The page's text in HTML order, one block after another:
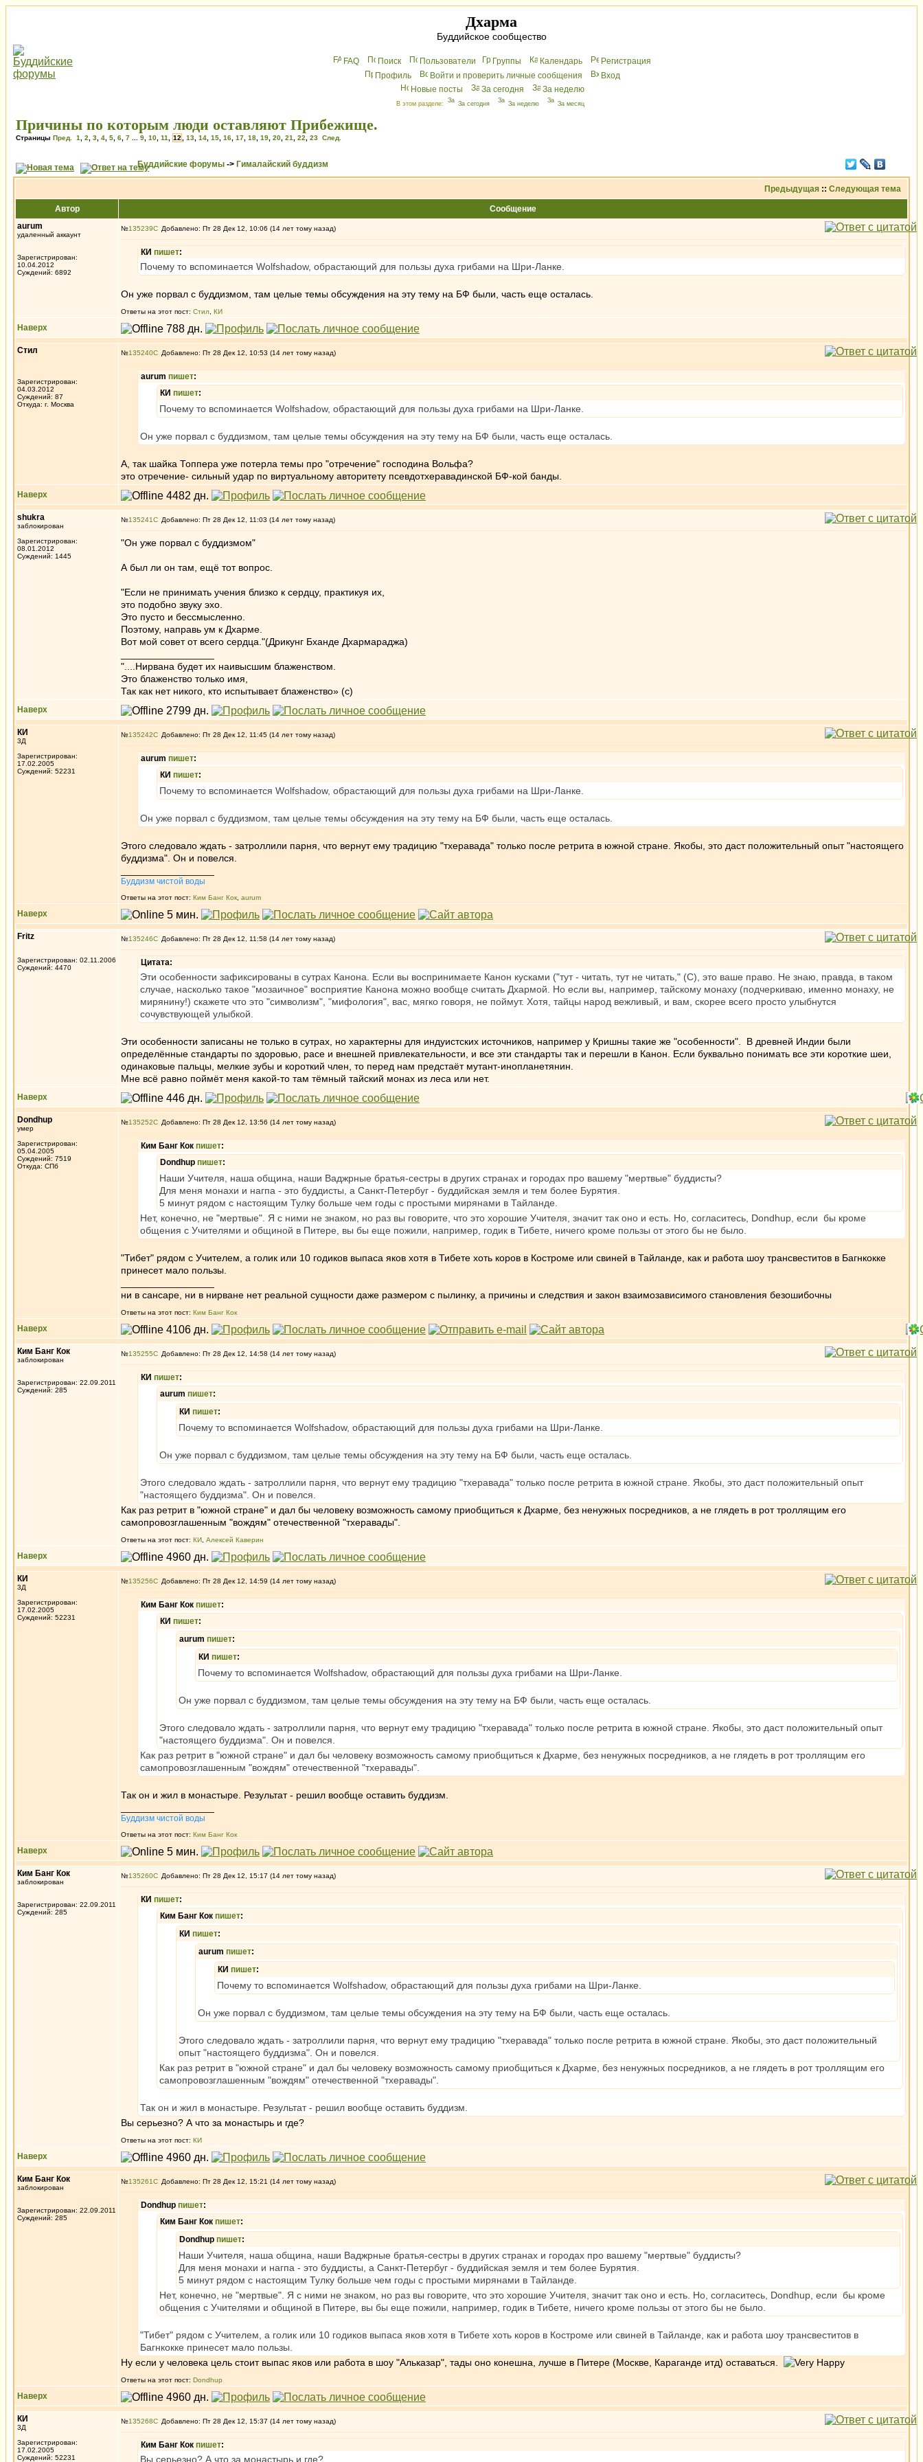
Дхарма
Буддийское сообщество
FAQ Поиск Пользователи Группы Календарь
Peгиcтрaция
Профиль
Войти и проверить личные сообщения
Вхoд
Новые посты
За сегодня За неделю
В этом разделе: За сегодня За неделю За месяц
Причины по которым люди оставляют Прибежище.
Страницы Пред. 1 2 3 4 5 6 7 9 10 11 12 13 14 15 16 17 18 19 20 21 22 23 След.
Буддийские форумы -> Гималайский буддизм
Предыдущая :: Следующая тема
Автор
Сообщение
aurum
удаленный аккаунт
Зарегистрирован:
10.04.2012
Суждений: 6892
№135239 Добавлено: Пт 28 Дек 12, 10:06 (14 лет тому назад)
КИ пишет:
Почему то вспоминается Wolfshadow, обрастающий для пользы духа грибами на Шри-Ланке.
Он уже порвал с буддизмом, там целые темы обсуждения на эту тему на БФ были, часть еще осталась.
Ответы на этот пост: Стил КИ
Наверх
Стил
Зарегистрирован:
04.03.2012
Суждений: 87
Откуда: г. Москва
№135240 Добавлено: Пт 28 Дек 12, 10:53 (14 лет тому назад)
aurum пишет:
КИ пишет:
Почему то вспоминается Wolfshadow, обрастающий для пользы духа грибами на Шри-Ланке.
Он уже порвал с буддизмом, там целые темы обсуждения на эту тему на БФ были, часть еще осталась.
А, так шайка Топпера уже потерла темы про "отречение" господина Вольфа?
это отречение- сильный удар по виртуальному авторитету псевдотхеравадинской БФ-кой банды.
Наверх
shukra
заблокирован
Зарегистрирован:
08.01.2012
Суждений: 1445
№135241 Добавлено: Пт 28 Дек 12, 11:03 (14 лет тому назад)
"Он уже порвал с буддизмом"
А был ли он там, ещё тот вопрос.
"Если не принимать учения близко к сердцу, практикуя их,
это подобно звуку эхо.
Это пусто и бессмысленно.
Поэтому, направь ум к Дхарме.
Вот мой совет от всего сердца."(Дрикунг Бханде Дхармараджа)
"....Нирвана будет их наивысшим блаженством.
Это блаженство только имя,
Так как нет никого, кто испытывает блаженство» (с)
Наверх
КИ
3Д
Зарегистрирован:
17.02.2005
Суждений: 52231
№135242 Добавлено: Пт 28 Дек 12, 11:45 (14 лет тому назад)
aurum пишет:
КИ пишет:
Почему то вспоминается Wolfshadow, обрастающий для пользы духа грибами на Шри-Ланке.
Он уже порвал с буддизмом, там целые темы обсуждения на эту тему на БФ были, часть еще осталась.
Этого следовало ждать - затроллили парня, что вернут ему традицию "тхеравада" только после ретрита в южной стране. Якобы, это даст положительный опыт "настоящего
буддизма". Он и повелся.
Буддизм чистой воды
Ответы на этот пост: Ким Банг Кок aurum
Наверх
Fritz
Зарегистрирован: 02.11.2006
Суждений: 4470
№135246 Добавлено: Пт 28 Дек 12, 11:58 (14 лет тому назад)
Цитата:
Эти особенности зафиксированы в сутрах Канона. Если вы воспринимаете Канон кусками ("тут - читать, тут не читать," (С), это ваше право. Не знаю, правда, в таком
случае, насколько такое "мозаичное" восприятие Канона можно вообще считать Дхармой. Но если вы, например, тайскому монаху (подчеркиваю, именно монаху, не
мирянину!) скажете что это "символизм", "мифология", вас, мягко говоря, не поймут. Хотя, тайцы народ вежливый, и вам, скорее всего просто улыбнутся
сочувствующей улыбкой.
Эти особенности записаны не только в сутрах, но характерны для индуистских источников, например у Кришны такие же "особенности". В древней Индии были
определённые стандарты по здоровью, расе и внешней привлекательности, и все эти стандарты так и перешли в Канон. Если буквально понимать все эти короткие шеи,
одинаковые пальцы, мелкие зубы и короткий член, то перед нам предстаёт мутант-инопланетянин.
Мне всё равно поймёт меня какой-то там тёмный тайский монах из леса или нет.
Наверх
Dondhup
умер
Зарегистрирован:
05.04.2005
Суждений: 7519
Откуда: СПб
№135252 Добавлено: Пт 28 Дек 12, 13:56 (14 лет тому назад)
Ким Банг Кок пишет:
Dondhup пишет:
Наши Учителя, наша община, наши Ваджрные братья-сестры в других странах и городах про вашему "мертвые" буддисты?
Для меня монахи и нагпа - это буддисты, а Санкт-Петербуг - буддийская земля и тем более Бурятия.
5 минут рядом с настоящим Тулку больше чем годы с простыми мирянами в Тайланде.
Нет, конечно, не "мертвые". Я с ними не знаком, но раз вы говорите, что это хорошие Учителя, значит так оно и есть. Но, согласитесь, Dondhup, если бы кроме
общения с Учителями и общиной в Питере, вы бы еще пожили, например, годик в Тибете, ничего кроме пользы от этого бы не было.
"Тибет" рядом с Учителем, а голик или 10 годиков выпаса яков хотя в Тибете хоть коров в Костроме или свиней в Тайланде, как и работа шоу трансвеститов в Багнкокке
принесет мало пользы.
ни в сансаре, ни в нирване нет реальной сущности даже размером с пылинку, а причины и следствия и закон взаимозависимого становления безошибочны
Ответы на этот пост: Ким Банг Кок
Наверх
Ким Банг Кок
заблокирован
Зарегистрирован: 22.09.2011
Суждений: 285
№135255 Добавлено: Пт 28 Дек 12, 14:58 (14 лет тому назад)
КИ пишет:
aurum пишет:
КИ пишет:
Почему то вспоминается Wolfshadow, обрастающий для пользы духа грибами на Шри-Ланке.
Он уже порвал с буддизмом, там целые темы обсуждения на эту тему на БФ были, часть еще осталась.
Этого следовало ждать - затроллили парня, что вернут ему традицию "тхеравада" только после ретрита в южной стране. Якобы, это даст положительный опыт
"настоящего буддизма". Он и повелся.
Как раз ретрит в "южной стране" и дал бы человеку возможность самому приобщиться к Дхарме, без ненужных посредников, а не глядеть в рот троллящим его
самопровозглашенным "вождям" отечественной "тхеравады".
Ответы на этот пост: КИ Алексей Каверин
Наверх
КИ
3Д
Зарегистрирован:
17.02.2005
Суждений: 52231
№135256 Добавлено: Пт 28 Дек 12, 14:59 (14 лет тому назад)
Ким Банг Кок пишет:
КИ пишет:
aurum пишет:
КИ пишет:
Почему то вспоминается Wolfshadow, обрастающий для пользы духа грибами на Шри-Ланке.
Он уже порвал с буддизмом, там целые темы обсуждения на эту тему на БФ были, часть еще осталась.
Этого следовало ждать - затроллили парня, что вернут ему традицию "тхеравада" только после ретрита в южной стране. Якобы, это даст положительный опыт
"настоящего буддизма". Он и повелся.
Как раз ретрит в "южной стране" и дал бы человеку возможность самому приобщиться к Дхарме, без ненужных посредников, а не глядеть в рот троллящим его
самопровозглашенным "вождям" отечественной "тхеравады".
Так он и жил в монастыре. Результат - решил вообще оставить буддизм.
Буддизм чистой воды
Ответы на этот пост: Ким Банг Кок
Наверх
Ким Банг Кок
заблокирован
Зарегистрирован: 22.09.2011
Суждений: 285
№135260 Добавлено: Пт 28 Дек 12, 15:17 (14 лет тому назад)
КИ пишет:
Ким Банг Кок пишет:
КИ пишет:
aurum пишет:
КИ пишет:
Почему то вспоминается Wolfshadow, обрастающий для пользы духа грибами на Шри-Ланке.
Он уже порвал с буддизмом, там целые темы обсуждения на эту тему на БФ были, часть еще осталась.
Этого следовало ждать - затроллили парня, что вернут ему традицию "тхеравада" только после ретрита в южной стране. Якобы, это даст положительный
опыт "настоящего буддизма". Он и повелся.
Как раз ретрит в "южной стране" и дал бы человеку возможность самому приобщиться к Дхарме, без ненужных посредников, а не глядеть в рот троллящим его
самопровозглашенным "вождям" отечественной "тхеравады".
Так он и жил в монастыре. Результат - решил вообще оставить буддизм.
Вы серьезно? А что за монастырь и где?
Ответы на этот пост: КИ
Наверх
Ким Банг Кок
заблокирован
Зарегистрирован: 22.09.2011
Суждений: 285
№135261 Добавлено: Пт 28 Дек 12, 15:21 (14 лет тому назад)
Dondhup пишет:
Ким Банг Кок пишет:
Dondhup пишет:
Наши Учителя, наша община, наши Ваджрные братья-сестры в других странах и городах про вашему "мертвые" буддисты?
Для меня монахи и нагпа - это буддисты, а Санкт-Петербуг - буддийская земля и тем более Бурятия.
5 минут рядом с настоящим Тулку больше чем годы с простыми мирянами в Тайланде.
Нет, конечно, не "мертвые". Я с ними не знаком, но раз вы говорите, что это хорошие Учителя, значит так оно и есть. Но, согласитесь, Dondhup, если бы кроме
общения с Учителями и общиной в Питере, вы бы еще пожили, например, годик в Тибете, ничего кроме пользы от этого бы не было.
"Тибет" рядом с Учителем, а голик или 10 годиков выпаса яков хотя в Тибете хоть коров в Костроме или свиней в Тайланде, как и работа шоу трансвеститов в
Багнкокке принесет мало пользы.
Ну если у человека цель стоит выпас яков или работа в шоу "Альказар", тады оно конешна, лучше в Питере (Москве, Караганде итд) оставаться.
Ответы на этот пост: Dondhup
Наверх
КИ
3Д
Зарегистрирован:
17.02.2005
Суждений: 52231
№135268 Добавлено: Пт 28 Дек 12, 15:37 (14 лет тому назад)
Ким Банг Кок пишет:
Вы серьезно? А что за монастырь и где?